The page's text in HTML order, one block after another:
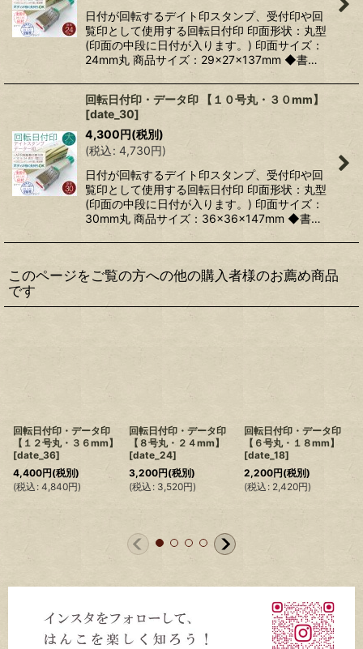
日付が回転するデイト印スタンプ、受付印や回
覧印として使用する回転日付印 印面形状：丸型
(印面の中段に日付が入ります。) 印面サイズ：
24mm丸 商品サイズ：29×27×137mm ◆書…
回転日付印・データ印 【１０号丸・３０mm】
[date_30]
4,300円(税別)
(税込: 4,730円)
日付が回転するデイト印スタンプ、受付印や回
覧印として使用する回転日付印 印面形状：丸型
(印面の中段に日付が入ります。) 印面サイズ：
30mm丸 商品サイズ：36×36×147mm ◆書…
このページをご覧の方への他の購入者様のお薦め商品
です
回転日付印・データ印
【１２号丸・３６mm】
[date_36]
4,400円(税別)
(税込 : 4,840円)
回転日付印・データ印
【８号丸・２４mm】
[date_24]
3,200円(税別)
(税込 : 3,520円)
回転日付印・データ印
【６号丸・１８mm】
[date_18]
2,200円(税別)
(税込 : 2,420円)